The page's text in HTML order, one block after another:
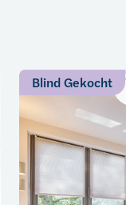
Blind Gekocht